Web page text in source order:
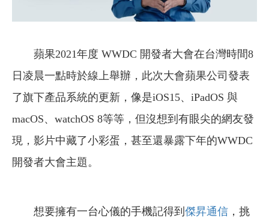
蘋果2021年度 WWDC 開發者大會在台灣時間8
日凌晨一點時於線上舉辦，此次大會蘋果公司發表
了旗下產品系統的更新，像是iOS15、iPadOS 與
macOS、watchOS 8等等，但沒想到有眼尖的網友發
現，影片中藏了小彩蛋，甚至還暴露下年的WWDC
開發者大會主題。
想要擁有一台心儀的手機記得到 傑昇通信 ，挑